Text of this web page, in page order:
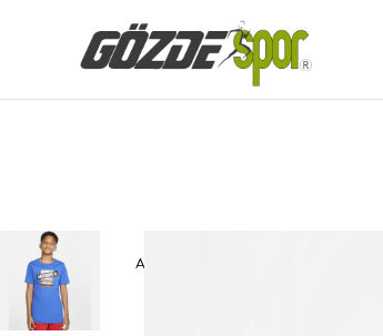
Anasayfa